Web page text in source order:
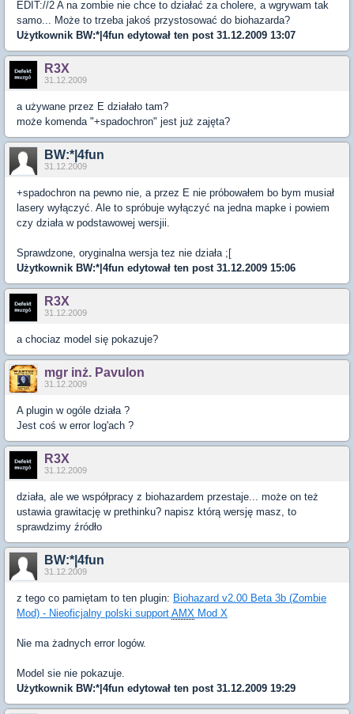
EDIT://2 A na zombie nie chce to działać za cholere, a wgrywam tak
samo... Może to trzeba jakoś przystosować do biohazarda?
Użytkownik BW:*|4fun edytował ten post 31.12.2009 13:07
R3X
31.12.2009
a używane przez E działało tam?
może komenda "+spadochron" jest już zajęta?
BW:*|4fun
31.12.2009
+spadochron na pewno nie, a przez E nie próbowałem bo bym musiał
lasery wyłączyć. Ale to spróbuje wyłączyć na jedna mapke i powiem
czy działa w podstawowej wersjii.
Sprawdzone, oryginalna wersja tez nie działa ;[
Użytkownik BW:*|4fun edytował ten post 31.12.2009 15:06
R3X
31.12.2009
a chociaz model się pokazuje?
mgr inż. Pavulon
31.12.2009
A plugin w ogóle działa ?
Jest coś w error log'ach ?
R3X
31.12.2009
działa, ale we współpracy z biohazardem przestaje... może on też
ustawia grawitację w prethinku? napisz którą wersję masz, to
sprawdzimy źródło
BW:*|4fun
31.12.2009
z tego co pamiętam to ten plugin: Biohazard v2.00 Beta 3b (Zombie
Mod) - Nieoficjalny polski support AMX Mod X
Nie ma żadnych error logów.
Model sie nie pokazuje.
Użytkownik BW:*|4fun edytował ten post 31.12.2009 19:29